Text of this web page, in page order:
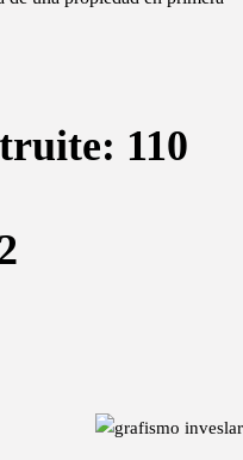
110